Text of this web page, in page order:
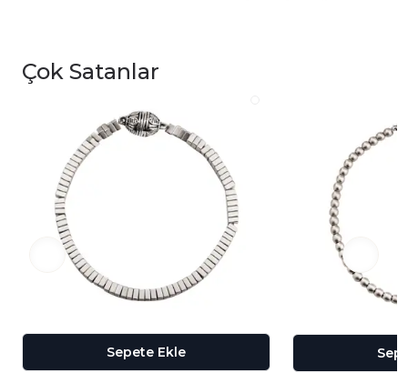
Çok Satanlar
Sepete Ekle